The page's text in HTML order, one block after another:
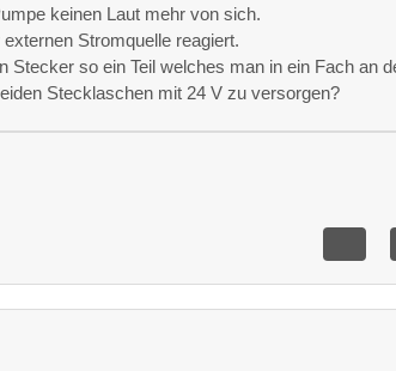
keinen Laut mehr von sich.
Stromquelle reagiert.
Stecker so ein Teil welches man in ein Fach an
Stecklaschen mit 24 V zu versorgen?